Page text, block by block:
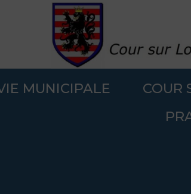
MUNICIPALE
COUR
sécurité et de